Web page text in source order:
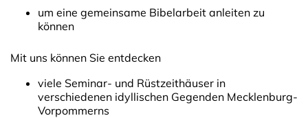
um eine gemeinsame Bibelarbeit anleiten zu
können
Mit uns können Sie entdecken
viele Seminar- und Rüstzeithäuser in
verschiedenen idyllischen Gegenden Mecklenburg-
Vorpommerns